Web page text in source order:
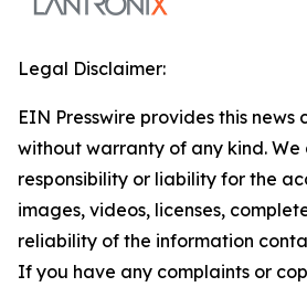
Legal Disclaimer:
EIN Presswire provides this news
without warranty of any kind.
responsibility or liability for the
images, videos, licenses,
reliability of the information
If you have any complaints or